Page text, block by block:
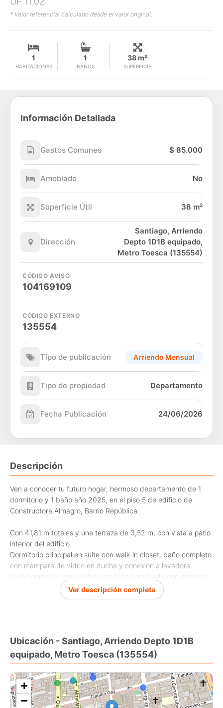
* Valor referencial calculado desde el valor original.
HABITACIONES
1
BAÑOS
1
SUPERFICIE
38 m²
Información Detallada
Gastos Comunes $ 85.000
Amoblado No
Superficie Útil 38 m²
Dirección
Santiago, Arriendo
Depto 1D1B equipado,
Metro Toesca (135554)
CÓDIGO AVISO
104169109
CÓDIGO EXTERNO
135554
Tipo de publicación Arriendo Mensual
Tipo de propiedad Departamento
Fecha Publicación 24/06/2026
Descripción
Ven a conocer tu futuro hogar, hermoso departamento de 1
dormitorio y 1 baño año 2025, en el piso 5 de edificio de
Constructora Almagro, Barrio República.
Con 41,81 m totales y una terraza de 3,52 m, con vista a patio
interior del edificio.
Dormitorio principal en suite con walk-in closet, baño completo
con mampara de vidrio en ducha y conexión a lavadora.
Living comedor con cocina americana equipada con encimera
vitrocerámica de 2 platos , horno eléctrico y microondas
empotrados en columna, campana y mesón de cuarzo, piso
Incluye refrigerador y lavadora-secadora Samsung (semi
nuevos con muy poco uso), además de cortinas roller,
luminarias led IKEA en todos los ambientes y dispensador de
agua.
Edificio con amplios y modernos espacios comunes: sala
Ver descripción completa
Ubicación - Santiago, Arriendo Depto 1D1B
equipado, Metro Toesca (135554)
+
−